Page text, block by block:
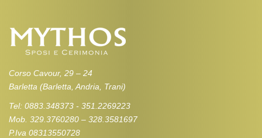
Corso Cavour, 29 – 24
Barletta (Barletta, Andria, Trani)
Tel: 0883.348373 - 351.2269223
Mob. 329.3760280 – 328.3581697
P.Iva 08313550728